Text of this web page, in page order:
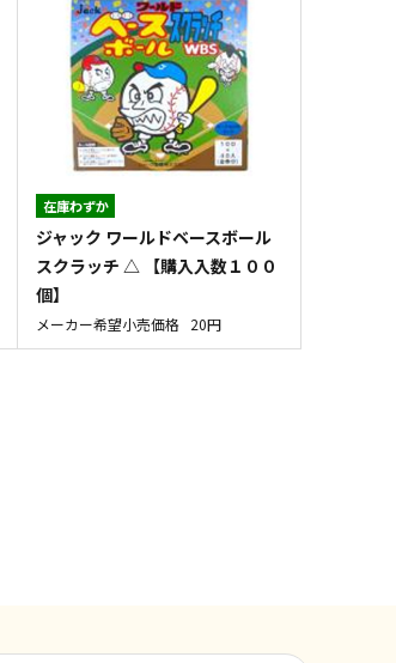
在庫わずか
ジャック ワールドベースボール
スクラッチ △ 【購入入数１００
個】
メーカー希望小売価格 20円